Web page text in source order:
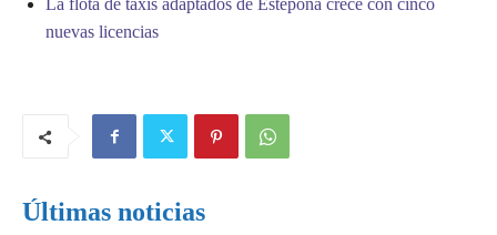
La flota de taxis adaptados de Estepona crece con cinco
nuevas licencias
Últimas noticias